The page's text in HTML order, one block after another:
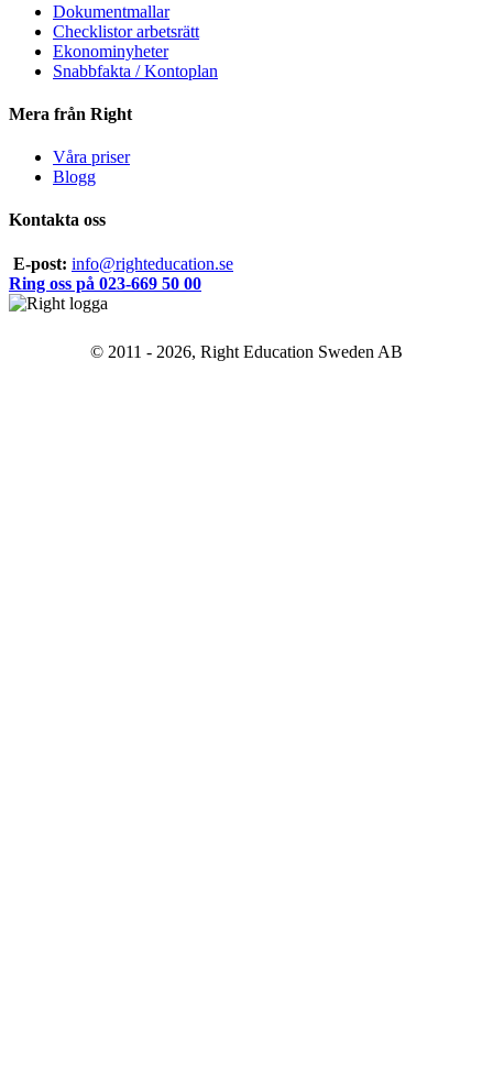
Dokumentmallar
Checklistor arbetsrätt
Ekonominyheter
Snabbfakta / Kontoplan
Mera från Right
Våra priser
Blogg
Kontakta oss
E-post: info@righteducation.se
Ring oss på 023-669 50 00
© 2011 - 2026, Right Education Sweden AB